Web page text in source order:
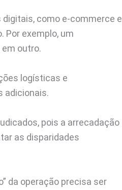
digitais, como e-commerce e
Por exemplo, um
outro.
logísticas e
adicionais.
pois a arrecadação
as disparidades
da operação precisa ser